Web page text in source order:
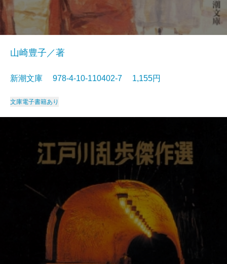
山崎豊子／著
新潮文庫 978-4-10-110402-7 1,155円
文庫電子書籍あり